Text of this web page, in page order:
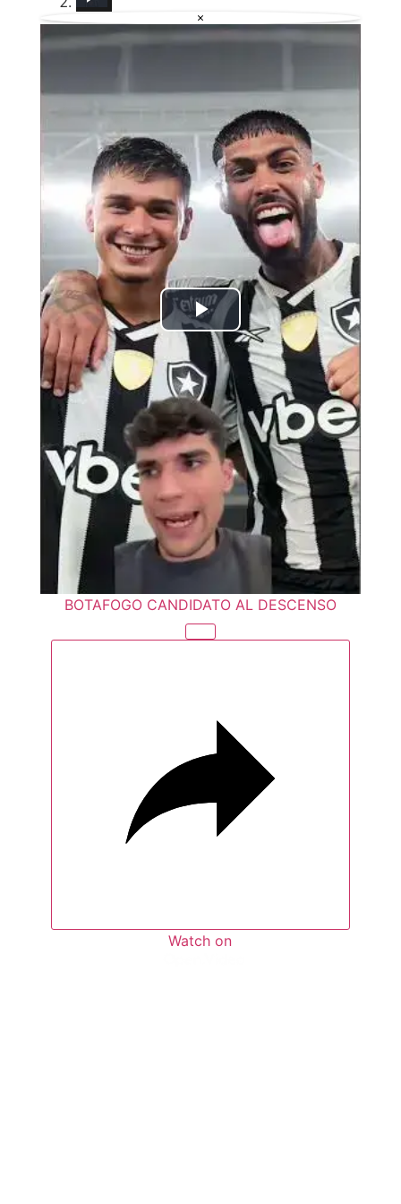
×
Play Video
BOTAFOGO CANDIDATO AL DESCENSO
Watch on